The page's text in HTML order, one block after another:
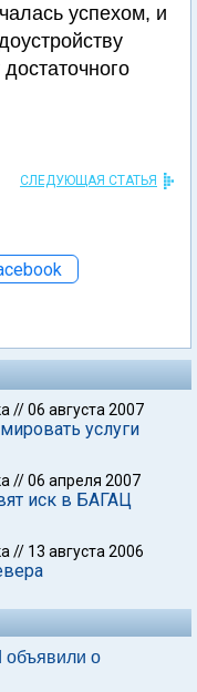
успехом, и
СЛЕДУЮЩАЯ СТАТЬЯ
//06 августа 2007
услуги
//06 апреля 2007
иск в БАГАЦ
// 13 августа 2006
объявили о